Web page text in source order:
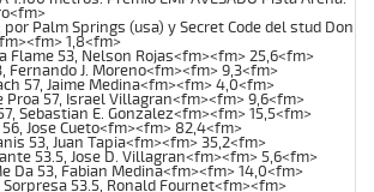
por Palm Springs (usa) y Secret Code del stud Don
1,8<fm>
Flame 53, Nelson Rojas<fm><fm> 25,6<fm>
Fernando J. Moreno<fm><fm> 9,3<fm>
57, Jaime Medina<fm><fm> 4,0<fm>
Proa 57, Israel Villagran<fm><fm> 9,6<fm>
Sebastian E. Gonzalez<fm><fm> 15,5<fm>
Jose Cueto<fm><fm> 82,4<fm>
53, Juan Tapia<fm><fm> 35,2<fm>
53.5, Jose D. Villagran<fm><fm> 5,6<fm>
Da 53, Fabian Medina<fm><fm> 14,0<fm>
Sorpresa 53.5, Ronald Fournet<fm><fm>